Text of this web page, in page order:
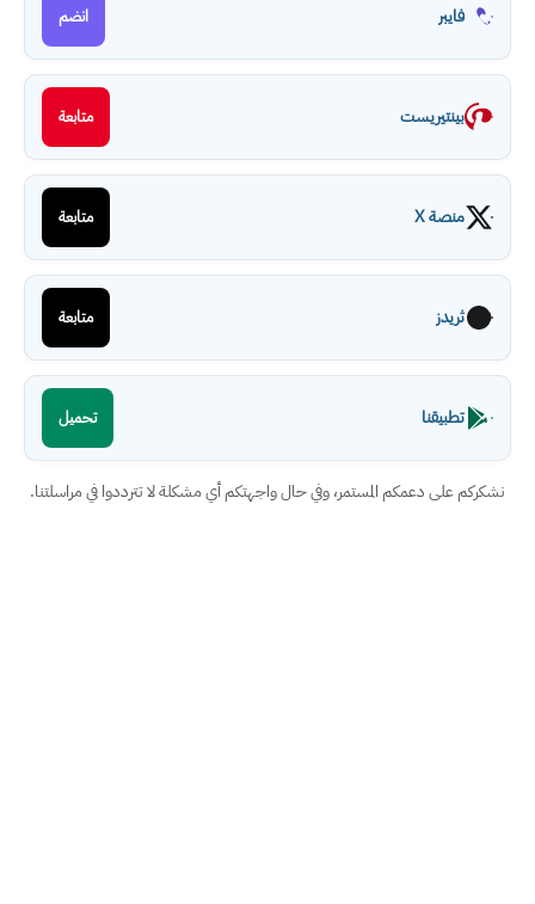
فايبر انضم
بينتيريست متابعة
منصة X متابعة
ثريدز متابعة
تطبيقنا تحميل
نشكركم على دعمكم المستمر، وفي حال واجهتكم أي مشكلة لا تترددوا في مراسلتنا.